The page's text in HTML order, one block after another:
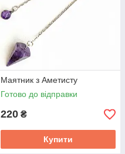
Маятник з Аметисту
Готово до відправки
220 ₴
Купити